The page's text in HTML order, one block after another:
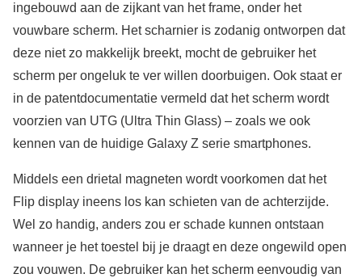
ingebouwd aan de zijkant van het frame, onder het
vouwbare scherm. Het scharnier is zodanig ontworpen dat
deze niet zo makkelijk breekt, mocht de gebruiker het
scherm per ongeluk te ver willen doorbuigen. Ook staat er
in de patentdocumentatie vermeld dat het scherm wordt
voorzien van UTG (Ultra Thin Glass) – zoals we ook
kennen van de huidige Galaxy Z serie smartphones.
Middels een drietal magneten wordt voorkomen dat het
Flip display ineens los kan schieten van de achterzijde.
Wel zo handig, anders zou er schade kunnen ontstaan
wanneer je het toestel bij je draagt en deze ongewild open
zou vouwen. De gebruiker kan het scherm eenvoudig van